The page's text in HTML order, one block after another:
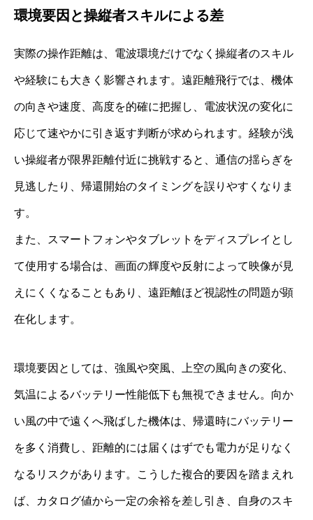
環境要因と操縦者スキルによる差
実際の操作距離は、電波環境だけでなく操縦者のスキル
や経験にも大きく影響されます。遠距離飛行では、機体
の向きや速度、高度を的確に把握し、電波状況の変化に
応じて速やかに引き返す判断が求められます。経験が浅
い操縦者が限界距離付近に挑戦すると、通信の揺らぎを
見逃したり、帰還開始のタイミングを誤りやすくなりま
す。
また、スマートフォンやタブレットをディスプレイとし
て使用する場合は、画面の輝度や反射によって映像が見
えにくくなることもあり、遠距離ほど視認性の問題が顕
在化します。
環境要因としては、強風や突風、上空の風向きの変化、
気温によるバッテリー性能低下も無視できません。向か
い風の中で遠くへ飛ばした機体は、帰還時にバッテリー
を多く消費し、距離的には届くはずでも電力が足りなく
なるリスクがあります。こうした複合的要因を踏まえれ
ば、カタログ値から一定の余裕を差し引き、自身のスキ